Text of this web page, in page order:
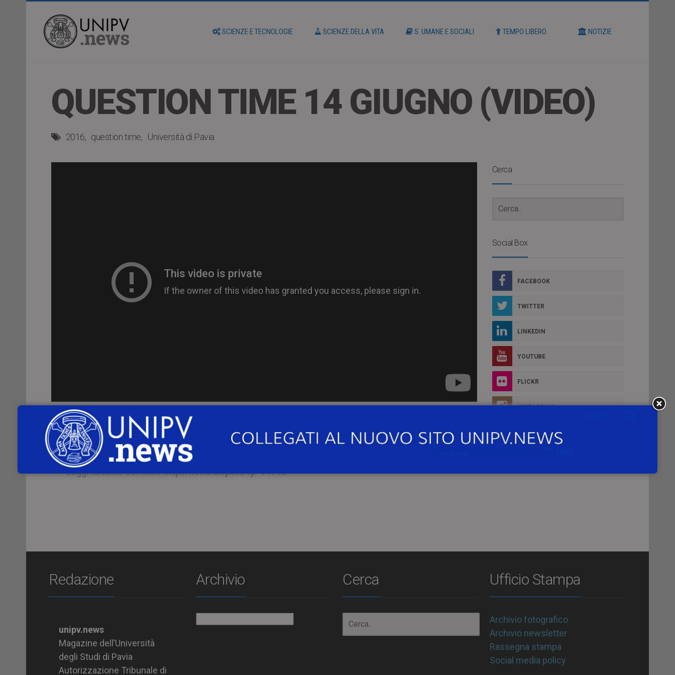
SCIENZE E TECNOLOGIE SCIENZE DELLA VITA S. UMANE E SOCIALI TEMPO LIBERO NOTIZIE
QUESTION TIME 14 GIUGNO (VIDEO)
2016 question time Università di Pavia
Martedì 14 giugno 2016 si è svolto il quarto question time del 2016, l’incontro attraverso il quale, con
scambi di domande e risposte, vengono fornite informazioni e formulate dichiarazioni da parte del
Rettore, dei proRettori e dei Delegati. Guarda il video.
Leggi l’articolo correlatohttp://news.unipv.it/?p=14145
Cerca
Social Box
FACEBOOK
TWITTER
LINKEDIN
YOUTUBE
FLICKR
INSTAGRAM
Redazione
unipv.news
Magazine dell’Università
degli Studi di Pavia
Autorizzazione Tribunale di
Archivio Cerca Ufficio Stampa
Archivio fotografico
Archivio newsletter
Rassegna stampa
Social media policy